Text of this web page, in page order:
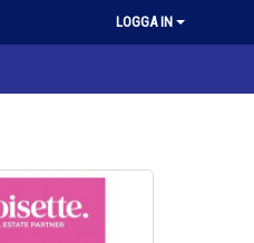
LOGGA IN